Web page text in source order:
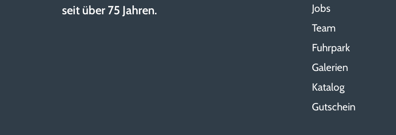
seit über 75 Jahren.
Jobs
Team
Fuhrpark
Galerien
Katalog
Gutschein